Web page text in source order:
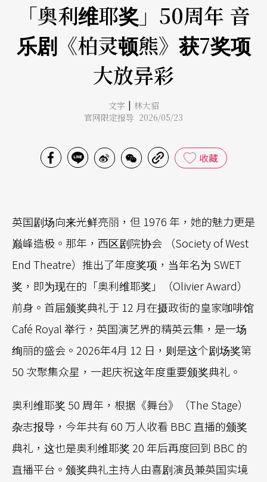
「奥利维耶奖」50周年 音
乐剧《柏灵顿熊》获7奖项
大放异彩
文字 | 林大貂
官网限定报导 2026/05/23
收藏
英国剧场向来光鲜亮丽，但 1976 年，她的魅力更是
巅峰造极。那年，西区剧院协会 （Society of West
End Theatre）推出了年度奖项，当年名为 SWET
奖，即为现在的「奥利维耶奖」（Olivier Award）
前身。首届颁奖典礼于 12 月在摄政街的皇家咖啡馆
Café Royal 举行，英国演艺界的精英云集，是一场
绚丽的盛会。2026年4月 12 日，则是这个剧场奖第
50 次聚集众星，一起庆祝这年度重要颁奖典礼。
奥利维耶奖 50 周年，根据《舞台》（The Stage）
杂志报导，今年共有 60 万人收看 BBC 直播的颁奖
典礼，这也是奥利维耶奖 20 年后再度回到 BBC 的
直播平台。颁奖典礼主持人由喜剧演员兼英国实境